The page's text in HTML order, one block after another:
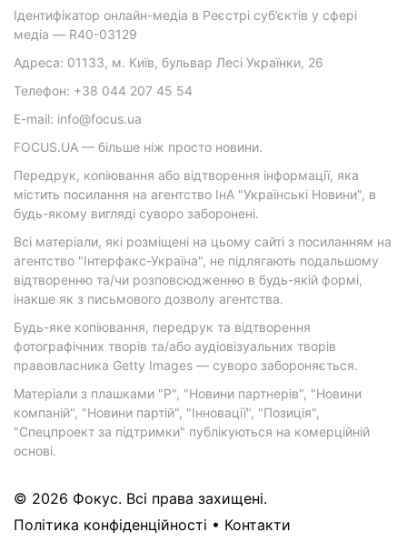
Ідентифікатор онлайн-медіа в Реєстрі суб’єктів у сфері
медіа — R40-03129
Адреса: 01133, м. Київ, бульвар Лесі Українки, 26
Телефон: +38 044 207 45 54
E-mail: info@focus.ua
FOCUS.UA — більше ніж просто новини.
Передрук, копіювання або відтворення інформації, яка
містить посилання на агентство ІнА "Українські Новини", в
будь-якому вигляді суворо заборонені.
Всі матеріали, які розміщені на цьому сайті з посиланням на
агентство "Інтерфакс-Україна", не підлягають подальшому
відтворенню та/чи розповсюдженню в будь-якій формі,
інакше як з письмового дозволу агентства.
Будь-яке копіювання, передрук та відтворення
фотографічних творів та/або аудіовізуальних творів
правовласника Getty Images — суворо забороняється.
Матеріали з плашками "Р", "Новини партнерів", "Новини
компаній", "Новини партій", "Інновації", "Позиція",
"Спецпроект за підтримки" публікуються на комерційній
основі.
© 2026 Фокус. Всі права захищені.
Політика конфіденційності • Контакти